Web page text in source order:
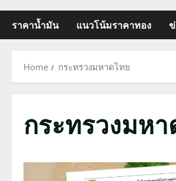
ราคาน้ำมัน แนวโน้มราคาทอง
Home กระทรวงมหาดไทย
กระทรวงมห